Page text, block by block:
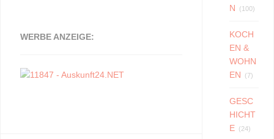
WERBE ANZEIGE:
N
(100)
KOCH
EN &
WOHN
EN
(7)
GESC
HICHT
E
(24)